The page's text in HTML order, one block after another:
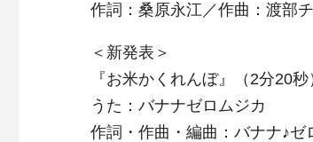
作詞：桑原永江／作曲：渡部
＜新発表＞
『お米かくれんぼ』（2分20秒
うた：バナナゼロムジカ
作詞・作曲・編曲：バナナ♪